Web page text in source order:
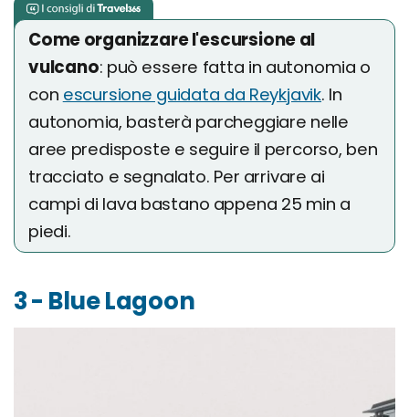
Come organizzare l'escursione al
vulcano: può essere fatta in autonomia o
con escursione guidata da Reykjavik. In
autonomia, basterà parcheggiare nelle
aree predisposte e seguire il percorso, ben
tracciato e segnalato. Per arrivare ai
campi di lava bastano appena 25 min a
piedi.
3 - Blue Lagoon